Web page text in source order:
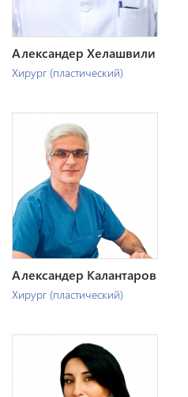
Александер Хелашвили
Хирург (пластический)
Александер Калантаров
Хирург (пластический)